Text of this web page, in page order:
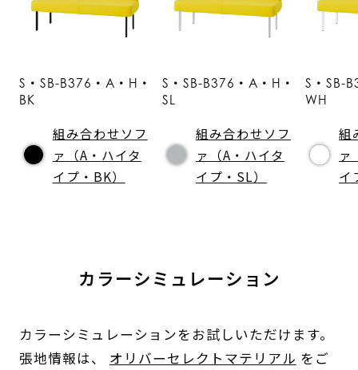
S・SB-B376・A・H・
BK
組み合わせソフ
ァ（A・ハイタ
イプ・BK）
S・SB-B376・A・H・
SL
組み合わせソフ
ァ（A・ハイタ
イプ・SL）
S・SB-
WH
組
ァ
イ
カラーシミュレーション
カラーシミュレーションをお試しいただけます。
張地情報は、 オリバーセレクトマテリアル をご